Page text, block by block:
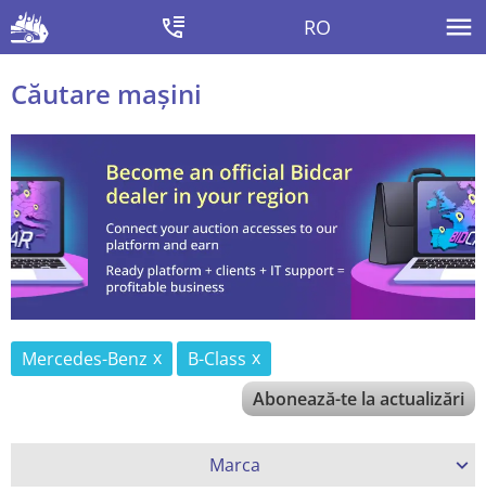
RO
Căutare mașini
Mercedes-Benz
B-Class
Abonează-te la actualizări
Marca